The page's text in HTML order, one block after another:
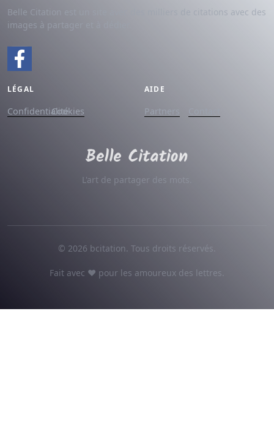
Belle Citation est un site avec des milliers de citations avec des
images à partager et à dédier.
LÉGAL
ConfidentialitéCookies
AIDE
Partners
L'art de partager des mots.
© 2026 bcitation. Tous droits réservés.
Fait avec ♥ pour les amoureux des lettres.